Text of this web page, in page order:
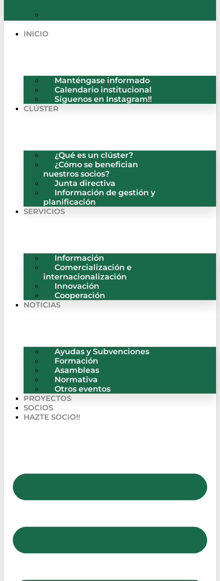
INICIO
Manténgase informado
Calendario institucional
Síguenos en Instagram!!
CLÚSTER
¿Qué es un clúster?
¿Cómo se benefician
nuestros socios?
Junta directiva
Información de gestión y
planificación
SERVICIOS
Información
Comercialización e
internacionalización
Innovación
Cooperación
NOTICIAS
Ayudas y Subvenciones
Formación
Asambleas
Normativa
Otros eventos
PROYECTOS
SOCIOS
HAZTE SOCIO!!